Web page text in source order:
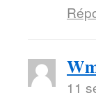
11